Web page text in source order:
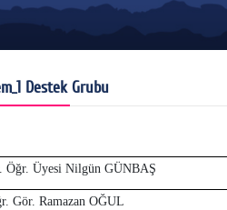
Destek Grubu
Öğr. Üyesi Nilgün GÜNBAŞ
Gör. Ramazan OĞUL